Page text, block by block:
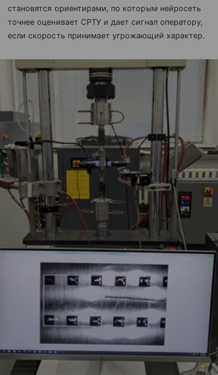
становятся ориентирами, по которым нейросеть
точнее оценивает СРТУ и дает сигнал оператору,
если скорость принимает угрожающий характер.